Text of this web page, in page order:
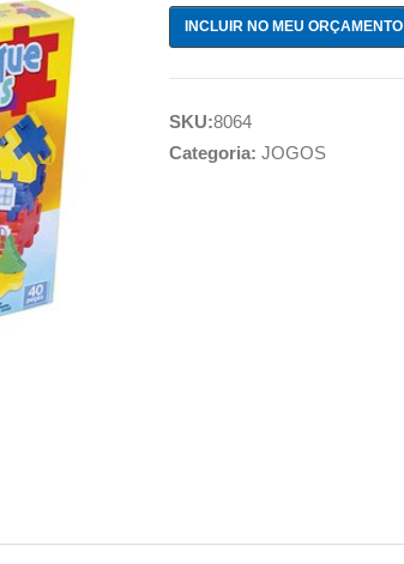
INCLUIR NO MEU ORÇAMENTO
SKU:8064
Categoria: JOGOS